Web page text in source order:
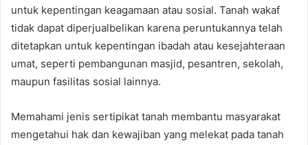
untuk kepentingan keagamaan atau sosial. Tanah wakaf
tidak dapat diperjualbelikan karena peruntukannya telah
ditetapkan untuk kepentingan ibadah atau kesejahteraan
umat, seperti pembangunan masjid, pesantren, sekolah,
maupun fasilitas sosial lainnya.
Memahami jenis sertipikat tanah membantu masyarakat
mengetahui hak dan kewajiban yang melekat pada tanah